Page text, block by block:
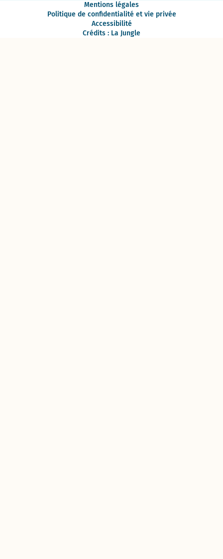
Mentions légales
Politique de confidentialité et vie privée
Accessibilité
Crédits : La Jungle